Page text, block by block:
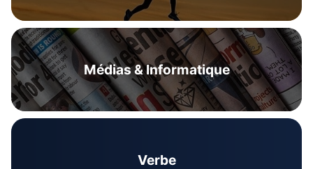
Médias & Informatique
Verbe